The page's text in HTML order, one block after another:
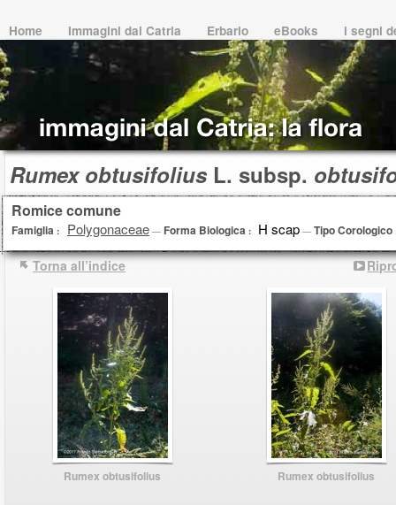
Home Immagini dal Catria Erbario eBooks i segni
Romice comune
Famiglia : Polygonaceae — Forma Biologica : H scap — Tipo Corologico
Rumex obtusifolius Rumex obtusifolius
Torna all’indice
Rumex obtusifolius L. subsp.